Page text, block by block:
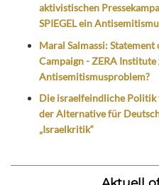
aktivistischen
SPIEGEL ein
Maral Salmassi:
Campaign - ZERA Institute
Antisemitismusproblem?
Die israelfeindliche Politik
der Alternative für
„Israelkritik“